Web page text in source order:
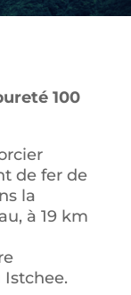
100
de fer de
la
à 19 km